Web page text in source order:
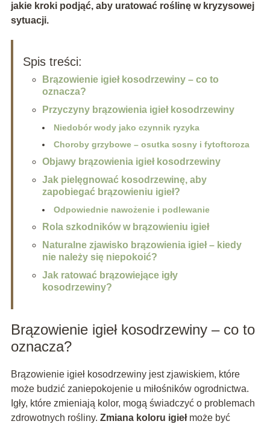
jakie kroki podjąć, aby uratować roślinę w kryzysowej
sytuacji.
Spis treści:
Brązowienie igieł kosodrzewiny – co to
oznacza?
Przyczyny brązowienia igieł kosodrzewiny
Niedobór wody jako czynnik ryzyka
Choroby grzybowe – osutka sosny i fytoftoroza
Objawy brązowienia igieł kosodrzewiny
Jak pielęgnować kosodrzewinę, aby
zapobiegać brązowieniu igieł?
Odpowiednie nawożenie i podlewanie
Rola szkodników w brązowieniu igieł
Naturalne zjawisko brązowienia igieł – kiedy
nie należy się niepokoić?
Jak ratować brązowiejące igły
kosodrzewiny?
Brązowienie igieł kosodrzewiny – co to
oznacza?
Brązowienie igieł kosodrzewiny jest zjawiskiem, które
może budzić zaniepokojenie u miłośników ogrodnictwa.
Igły, które zmieniają kolor, mogą świadczyć o problemach
zdrowotnych rośliny. Zmiana koloru igiełmoże być